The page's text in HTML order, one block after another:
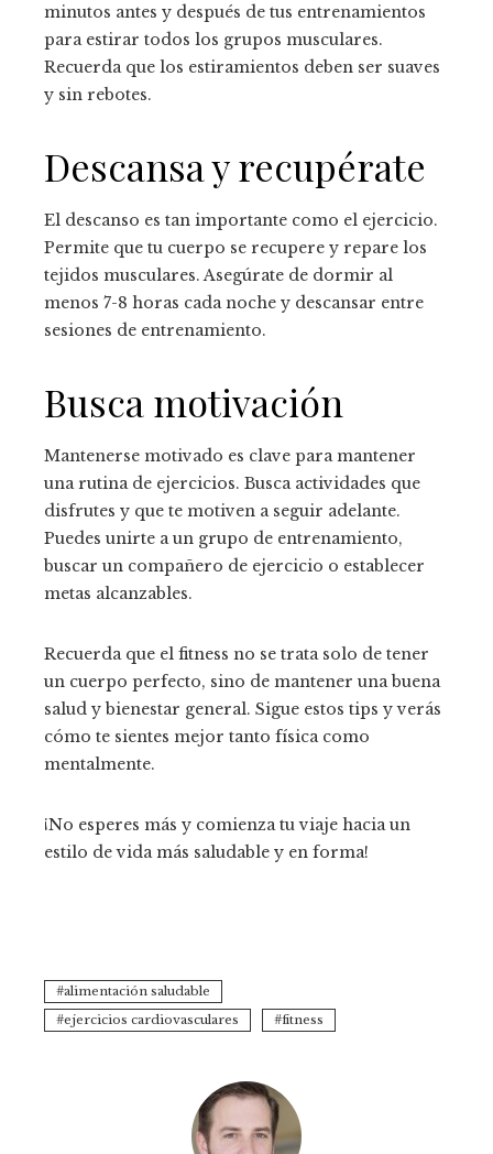
minutos antes y después de tus entrenamientos
para estirar todos los grupos musculares.
Recuerda que los estiramientos deben ser suaves
y sin rebotes.
Descansa y recupérate
El descanso es tan importante como el ejercicio.
Permite que tu cuerpo se recupere y repare los
tejidos musculares. Asegúrate de dormir al
menos 7-8 horas cada noche y descansar entre
sesiones de entrenamiento.
Busca motivación
Mantenerse motivado es clave para mantener
una rutina de ejercicios. Busca actividades que
disfrutes y que te motiven a seguir adelante.
Puedes unirte a un grupo de entrenamiento,
buscar un compañero de ejercicio o establecer
metas alcanzables.
Recuerda que el fitness no se trata solo de tener
un cuerpo perfecto, sino de mantener una buena
salud y bienestar general. Sigue estos tips y verás
cómo te sientes mejor tanto física como
mentalmente.
¡No esperes más y comienza tu viaje hacia un
estilo de vida más saludable y en forma!
alimentación saludable
ejercicios cardiovasculares
fitness